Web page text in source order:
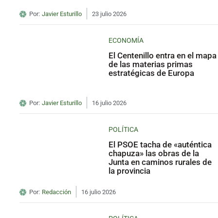
Por: Javier Esturillo 23 julio 2026
ECONOMÍA
El Centenillo entra en el mapa
de las materias primas
estratégicas de Europa
Por: Javier Esturillo 16 julio 2026
POLÍTICA
El PSOE tacha de «auténtica
chapuza» las obras de la
Junta en caminos rurales de
la provincia
Por: Redacción 16 julio 2026